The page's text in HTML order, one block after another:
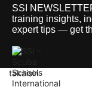
SSI
training insights,
expert tips — get
takaisin